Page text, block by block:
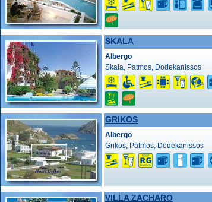
SKALA
Albergo
Skala, Patmos, Dodekanissos
GRIKOS
Albergo
Grikos, Patmos, Dodekanissos
VILLA ZACHARO